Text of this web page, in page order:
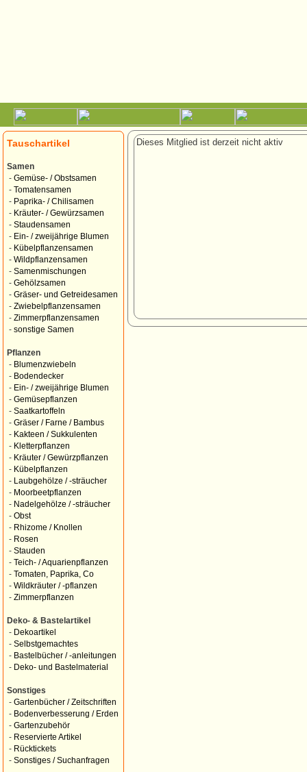
Tauschartikel
Samen
- Gemüse- / Obstsamen
- Tomatensamen
- Paprika- / Chilisamen
- Kräuter- / Gewürzsamen
- Staudensamen
- Ein- / zweijährige Blumen
- Kübelpflanzensamen
- Wildpflanzensamen
- Samenmischungen
- Gehölzsamen
- Gräser- und Getreidesamen
- Zwiebelpflanzensamen
- Zimmerpflanzensamen
- sonstige Samen
Pflanzen
- Blumenzwiebeln
- Bodendecker
- Ein- / zweijährige Blumen
- Gemüsepflanzen
- Saatkartoffeln
- Gräser / Farne / Bambus
- Kakteen / Sukkulenten
- Kletterpflanzen
- Kräuter / Gewürzpflanzen
- Kübelpflanzen
-
Laubgehölze / -sträucher
- Moorbeetpflanzen
- Nadelgehölze / -sträucher
- Obst
- Rhizome / Knollen
- Rosen
- Stauden
- Teich- / Aquarienpflanzen
- Tomaten, Paprika, Co
- Wildkräuter / -pflanzen
- Zimmerpflanzen
Deko- & Bastelartikel
- Dekoartikel
- Selbstgemachtes
- Bastelbücher / -anleitungen
- Deko- und Bastelmaterial
Sonstiges
- Gartenbücher / Zeitschriften
- Bodenverbesserung / Erden
- Gartenzubehör
- Reservierte Artikel
- Rücktickets
- Sonstiges / Suchanfragen
Dieses Mitglied ist derzeit nicht aktiv